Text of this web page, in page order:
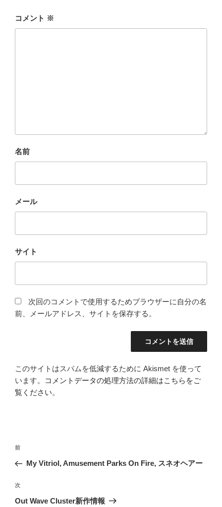
コメント ※
名前
メール
サイト
次回のコメントで使用するためブラウザーに自分の名
前、メールアドレス、サイトを保存する。
このサイトはスパムを低減するために Akismet を使って
います。
コメントデータの処理方法の詳細はこちらをご
覧ください。
投
ナ
ビ
ゲ
前
の
稿
前
My Vitriol, Amusement Parks On Fire, スネオヘアー
次
の
次
Out Wave Cluster新作情報